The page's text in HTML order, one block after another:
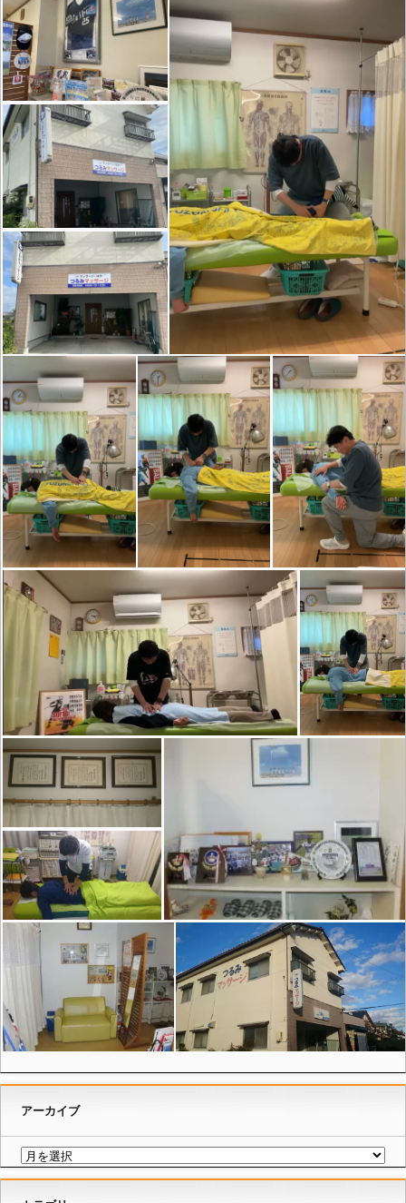
アーカイブ